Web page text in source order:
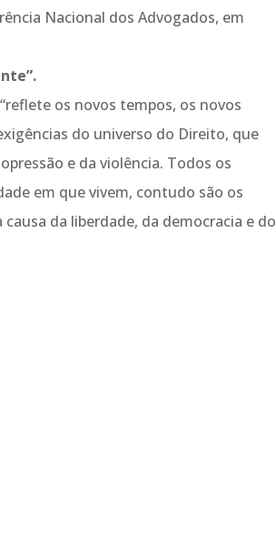
Nacional dos Advogados, em
os novos tempos, os novos
do universo do Direito, que
e da violência. Todos os
em que vivem, contudo são os
da liberdade, da democracia e do